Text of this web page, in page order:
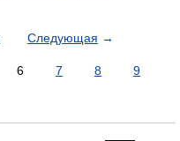
Следующая →
6 7 8
9